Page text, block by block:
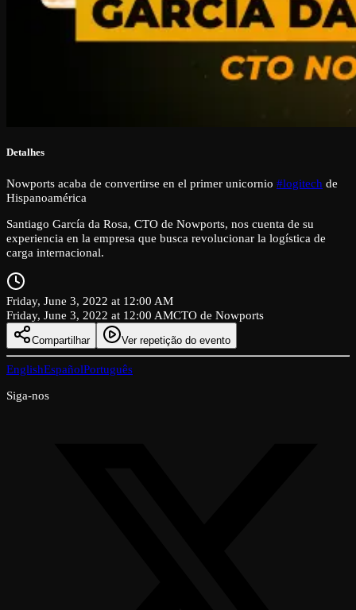
Detalhes
Nowports acaba de convertirse en el primer unicornio #logitech de
Hispanoamérica
Santiago García da Rosa, CTO de Nowports, nos cuenta de su
experiencia en la empresa que busca revolucionar la logística de
carga internacional.
Friday, June 3, 2022 at 12:00 AM
Friday, June 3, 2022 at 12:00 AMCTO de Nowports
Compartilhar Ver repetição do evento
EnglishEspañolPortuguês
Siga-nos